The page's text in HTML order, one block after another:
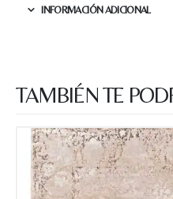
INFORMACIÓN ADICIONAL
TAMBIÉN TETeléfono
Correo